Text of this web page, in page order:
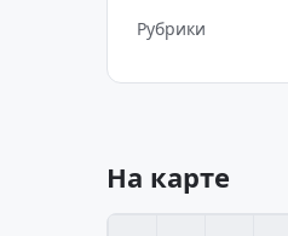
Рубрики
На карте